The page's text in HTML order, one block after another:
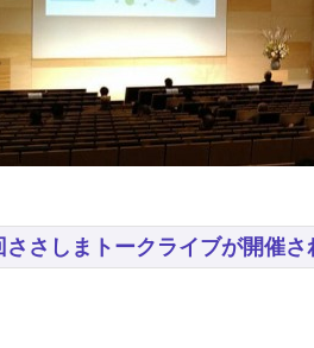
ささしまトークライブが開催さ